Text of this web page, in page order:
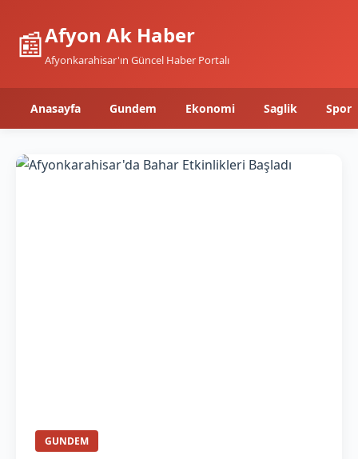
📰Afyon Ak Haber
Afyonkarahisar'ın Güncel Haber Portalı
Anasayfa Gundem Ekonomi Saglik Spor
GUNDEM